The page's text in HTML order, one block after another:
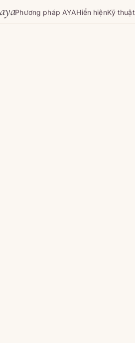
Skip to content
ayaPhương pháp AYAHiển hiệnKỹ thuật